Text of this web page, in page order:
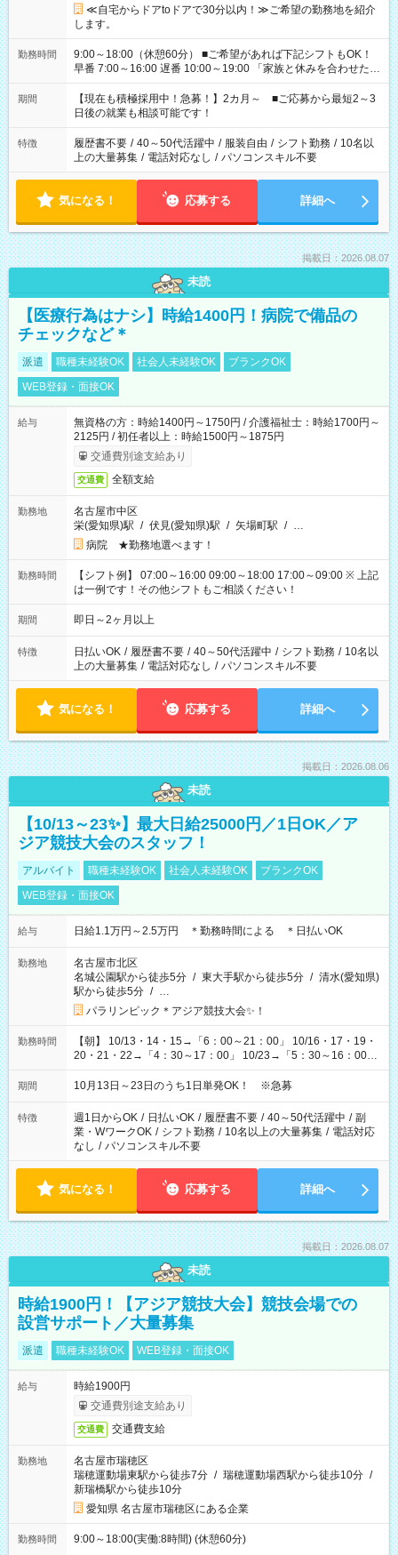
≪自宅からドアtoドアで30分以内！≫ご希望の勤務地を紹介
します。
勤務時間
9:00～18:00（休憩60分） ■ご希望があれば下記シフトもOK！
早番 7:00～16:00 遅番 10:00～19:00 「家族と休みを合わせた
い」 「余裕を持って夕飯の準備がしたい」 「できれば残業はし
たくない」 など、ご希望を教えてくださいね。 ※Wワーク希望
の方へ 今ご覧のお仕事で希望する勤務時間と、もう1つのお仕事
の勤務時間。 合計で週40時間を超える場合は応募できません。
期間
【現在も積極採用中！急募！】2カ月～ ■ご応募から最短2～3
日後の就業も相談可能です！
特徴 履歴書不要 / 40～50代活躍中 / 服装自由 / シフト勤務 / 10名以
上の大量募集 / 電話対応なし / パソコンスキル不要
気になる！ 応募する 詳細へ
掲載日：2026.08.07
未読
【医療行為はナシ】時給1400円！病院で備品の
チェックなど＊
派遣 職種未経験OK 社会人未経験OK
ブランクOK
WEB登録・面接OK
給与
無資格の方：時給1400円～1750円 / 介護福祉士：時給1700円～
2125円 / 初任者以上：時給1500円～1875円
交通費別途支給あり
交通費 全額支給
勤務地
名古屋市中区
栄(愛知県)駅 / 伏見(愛知県)駅 / 矢場町駅 / …
病院 ★勤務地選べます！
勤務時間
【シフト例】 07:00～16:00 09:00～18:00 17:00～09:00 ※ 上記
は一例です！その他シフトもご相談ください！
期間 即日～2ヶ月以上
特徴 日払いOK / 履歴書不要 / 40～50代活躍中 / シフト勤務 / 10名以
上の大量募集 / 電話対応なし / パソコンスキル不要
気になる！ 応募する 詳細へ
掲載日：2026.08.06
未読
【10/13～23✨】最大日給25000円／1日OK／ア
ジア競技大会のスタッフ！
アルバイト 職種未経験OK 社会人未経験OK
ブランクOK
WEB登録・面接OK
給与 日給1.1万円～2.5万円 ＊勤務時間による ＊日払いOK
勤務地
名古屋市北区
名城公園駅から徒歩5分 / 東大手駅から徒歩5分 / 清水(愛知県)
駅から徒歩5分 / …
パラリンピック＊アジア競技大会✨！
勤務時間
【朝】 10/13・14・15→「6：00～21：00」 10/16・17・19・
20・21・22→「4：30～17：00」 10/23→「5：30～16：00」
【夕方】 10/16・17・19～21→「17：00～26：00」
10/22→「17：00～24：30」 10/23→「16：00～23：00」 ＊
け、夕方だけ、などもOKです！
期間 10月13日～23日のうち1日単発OK！ ※急募
特徴 週1日からOK / 日払いOK / 履歴書不要 / 40～50代活躍中 / 副
業・WワークOK / シフト勤務 / 10名以上の大量募集 / 電話対応
なし / パソコンスキル不要
気になる！ 応募する 詳細へ
掲載日：2026.08.07
未読
時給1900円！【アジア競技大会】競技会場での
設営サポート／大量募集
派遣 職種未経験OK WEB登録・面接OK
給与
時給1900円
交通費別途支給あり
交通費 交通費支給
勤務地
名古屋市瑞穂区
瑞穂運動場東駅から徒歩7分 / 瑞穂運動場西駅から徒歩10分 /
新瑞橋駅から徒歩10分
愛知県 名古屋市瑞穂区にある企業
勤務時間 9:00～18:00(実働:8時間) (休憩60分)